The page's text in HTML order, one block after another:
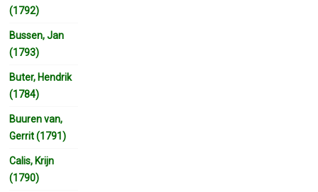
(1792)
Bussen, Jan
(1793)
Buter, Hendrik
(1784)
Buuren van,
Gerrit (1791)
Calis, Krijn
(1790)